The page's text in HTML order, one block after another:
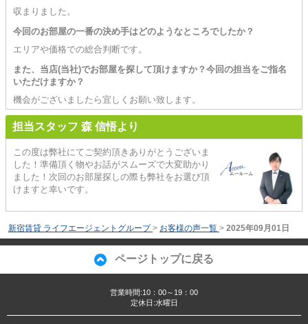
収まりました。
今回のお部屋の一番の決め手はどのようなところでしたか？
エリアや価格での総合判断です。
また、当店(当社)でお部屋を探して頂けますか？今回の担当をご指名
いただけますか？
機会がございましたら宜しくお願い致します。
担当スタッフ 森 信悟より
この度は弊社にてご契約頂きありがとうございま
した！準備頂く物やお話がスムーズで大変助かり
ました！次回のお部屋探しの際も弊社をお選び頂
けますと幸いです。
新宿賃貸 ライフエージェントグループ > お客様の声一覧 > 2025年09月01日
ページトップに戻る
営業時間:10：00～19：00
定休日:水曜日